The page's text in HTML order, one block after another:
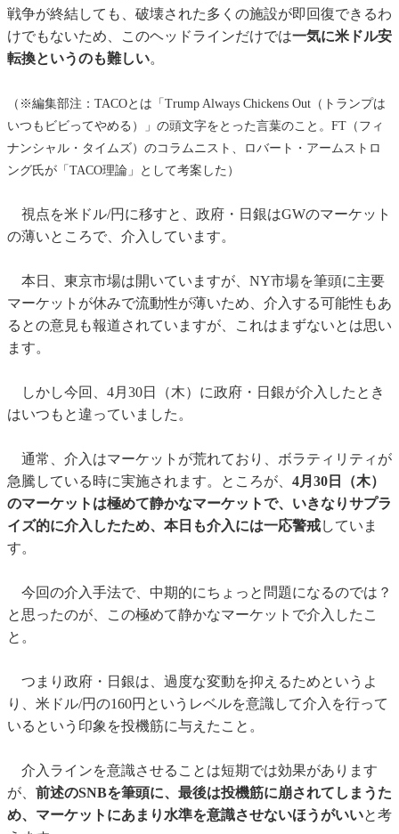
戦争が終結しても、破壊された多くの施設が即回復できるわ
けでもないため、このヘッドラインだけでは一気に米ドル安
転換というのも難しい。
（※編集部注：TACOとは「Trump Always Chickens Out（トランプは
いつもビビってやめる）」の頭文字をとった言葉のこと。FT（フィ
ナンシャル・タイムズ）のコラムニスト、ロバート・アームストロ
ング氏が「TACO理論」として考案した）
視点を米ドル/円に移すと、政府・日銀はGWのマーケット
の薄いところで、介入しています。
本日、東京市場は開いていますが、NY市場を筆頭に主要
マーケットが休みで流動性が薄いため、介入する可能性もあ
るとの意見も報道されていますが、これはまずないとは思い
ます。
しかし今回、4月30日（木）に政府・日銀が介入したとき
はいつもと違っていました。
通常、介入はマーケットが荒れており、ボラティリティが
急騰している時に実施されます。ところが、 4月30日（木）
のマーケットは極めて静かなマーケットで、いきなりサプラ
イズ的に介入したため、本日も介入には一応警戒していま
す。
今回の介入手法で、中期的にちょっと問題になるのでは？
と思ったのが、この極めて静かなマーケットで介入したこ
と。
つまり政府・日銀は、過度な変動を抑えるためというよ
り、米ドル/円の160円というレベルを意識して介入を行って
いるという印象を投機筋に与えたこと。
介入ラインを意識させることは短期では効果があります
が、 前述のSNBを筆頭に、最後は投機筋に崩されてしまうた
め、マーケットにあまり水準を意識させないほうがいいと考